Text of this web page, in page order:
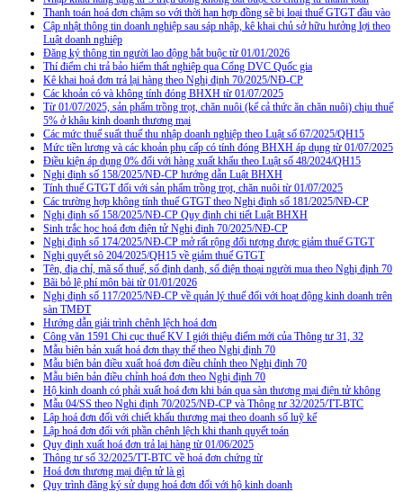
Thanh toán hoá đơn chậm so với thời hạn hợp đồng sẽ bị loại thuế GTGT đầu vào
Cập nhật thông tin doanh nghiệp sau sáp nhập, kê khai chủ sở hữu hưởng lợi theo
Luật doanh nghiệp
Đăng ký thông tin người lao động bắt buộc từ 01/01/2026
Thí điểm chi trả bảo hiểm thất nghiệp qua Cổng DVC Quốc gia
Kê khai hoá đơn trả lại hàng theo Nghị định 70/2025/NĐ-CP
Các khoản có và không tính đóng BHXH từ 01/07/2025
Từ 01/07/2025, sản phẩm trồng trọt, chăn nuôi (kể cả thức ăn chăn nuôi) chịu thuế
5% ở khâu kinh doanh thương mại
Các mức thuế suất thuế thu nhập doanh nghiệp theo Luật số 67/2025/QH15
Mức tiền lương và các khoản phụ cấp có tính đóng BHXH áp dụng từ 01/07/2025
Điều kiện áp dụng 0% đối với hàng xuất khẩu theo Luật số 48/2024/QH15
Nghị định số 158/2025/NĐ-CP hướng dẫn Luật BHXH
Tính thuế GTGT đối với sản phẩm trồng trọt, chăn nuôi từ 01/07/2025
Các trường hợp không tính thuế GTGT theo Nghị định số 181/2025/NĐ-CP
Nghị định số 158/2025/NĐ-CP Quy định chi tiết Luật BHXH
Sinh trắc học hoá đơn điện tử Nghị định 70/2025/NĐ-CP
Nghị định số 174/2025/NĐ-CP mở rất rộng đối tượng được giảm thuế GTGT
Nghị quyết sô 204/2025/QH15 về giảm thuế GTGT
Tên, địa chỉ, mã số thuế, số định danh, số điện thoại người mua theo Nghị định 70
Bãi bỏ lệ phí môn bài từ 01/01/2026
Nghị định số 117/2025/NĐ-CP về quản lý thuế đối với hoạt động kinh doanh trên
sàn TMĐT
Hướng dẫn giải trình chênh lệch hoá đơn
Công văn 1591 Chi cục thuế KV I giới thiệu điểm mới của Thông tư 31, 32
Mẫu biên bản xuất hoá đơn thay thế theo Nghị định 70
Mẫu biên bản điều xuất hoá đơn điều chỉnh theo Nghị định 70
Mẫu biên bản điều chỉnh hoá đơn theo Nghị định 70
Hộ kinh doanh có phải xuất hoá đơn khi bán qua sàn thương mại điện tử không
Mẫu 04/SS theo Nghi định 70/2025/NĐ-CP và Thông tư 32/2025/TT-BTC
Lập hoá đơn đối với chiết khấu thương mại theo doanh số luỹ kế
Lập hoá đơn đối với phần chênh lệch khi thanh quyết toán
Quy định xuất hoá đơn trả lại hàng từ 01/06/2025
Thông tư số 32/2025/TT-BTC về hoá đơn chứng từ
Hoá đơn thương mại điện tử là gì
Quy trình đăng ký sử dụng hoá đơn đối với hộ kinh doanh